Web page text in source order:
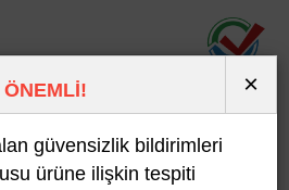
ÖNEMLİ! ×
güvensizlik bildirimleri
ürüne ilişkin tespiti